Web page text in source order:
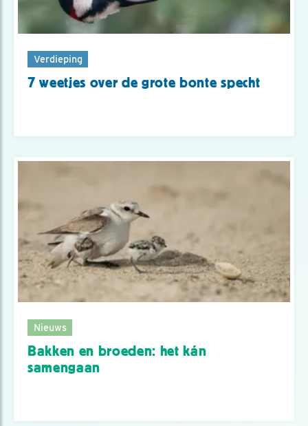
Verdieping
7 weetjes over de grote bonte specht
Nieuws
Bakken en broeden: het kán
samengaan